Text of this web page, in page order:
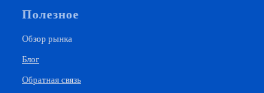
Полезное
Обзор рынка
Блог
Обратная связь